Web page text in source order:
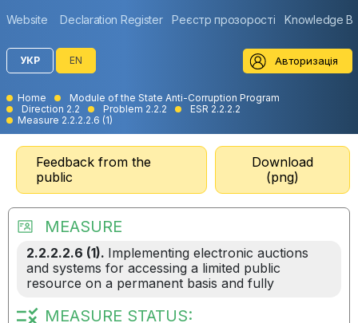
Website Declaration Register Реєстр прозорості Knowledge
УКР EN Авторизація
Home
Module of the State Anti-Corruption Program
Direction 2.2
Problem 2.2.2
ESR 2.2.2.2
Measure 2.2.2.2.6 (1)
Feedback from the
public
Download
(png)
MEASURE
2.2.2.2.6 (1). Implementing electronic auctions
and systems for accessing a limited public
resource on a permanent basis and fully
MEASURE STATUS: